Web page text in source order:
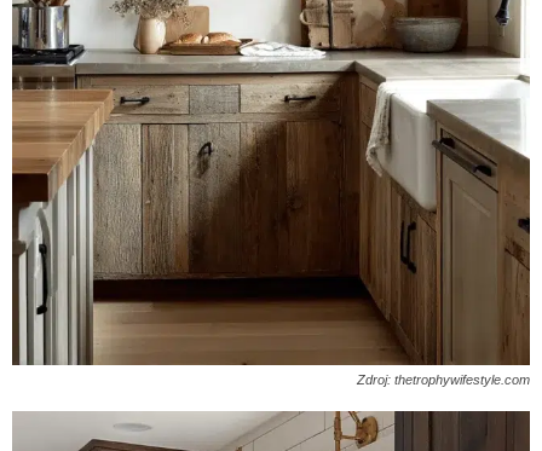
Zdroj: thetrophywifestyle.com